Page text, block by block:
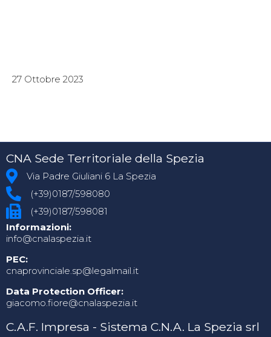
27 Ottobre 2023
CNA Sede Territoriale della Spezia
Via Padre Giuliani 6 La Spezia
(+39)0187/598080
(+39)0187/598081
Informazioni:
info@cnalaspezia.it
PEC:
cnaprovinciale.sp@legalmail.it
Data Protection Officer:
giacomo.fiore@cnalaspezia.it
C.A.F. Impresa - Sistema C.N.A. La Spezia srl